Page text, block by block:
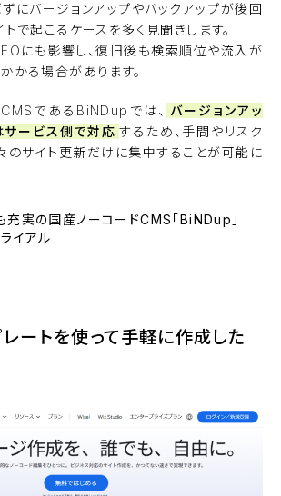
にバージョンアップやバックアップが後回
で起こるケースを多く見聞きします。
にも影響し、復旧後も検索順位や流入が
かる場合があります。
であるBiNDupでは、 バージョンアッ
サービス側で対応 するため、手間やリスク
のサイト更新だけに集中することが可能に
充実の国産ノーコードCMS「BiNDup」
イアル
ートを使って手軽に作成した